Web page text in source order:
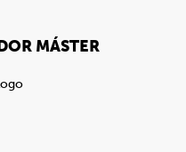
MÁSTER